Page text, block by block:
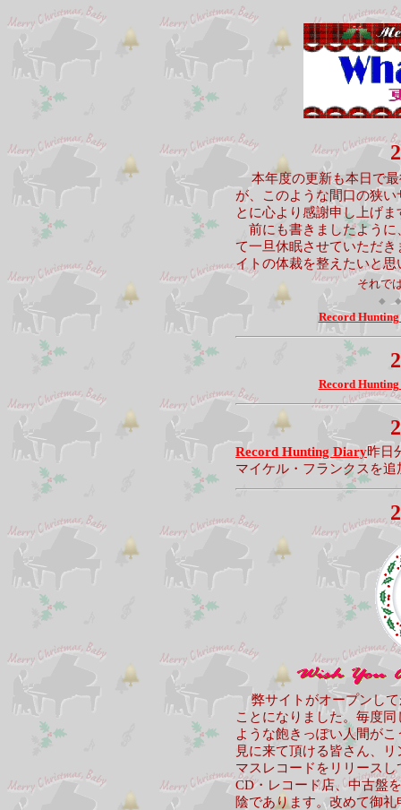
本年度の更新も本日で
が、このような間口の狭
とに心より感謝申し上げま
前にも書きましたように
て一旦休眠させていただ
イトの体裁を整えたいと
それで
◆
Record
Record
Record Hunting Diary昨日
マイケル・フランクスを追
弊サイトがオープンし
ことになりました。毎度
ような飽きっぽい人間が
見に来て頂ける皆さん、
マスレコードをリリース
CD・レコード店、中古盤
陰であります。改めて御